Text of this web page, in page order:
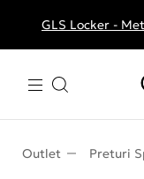
Livrare
GLS Locker -
Outlet Preturi